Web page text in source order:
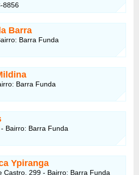
8856
Barra
Barra Funda
Barra Funda
Bairro: Barra Funda
Ypiranga
Castro, 299 - Bairro: Barra Funda